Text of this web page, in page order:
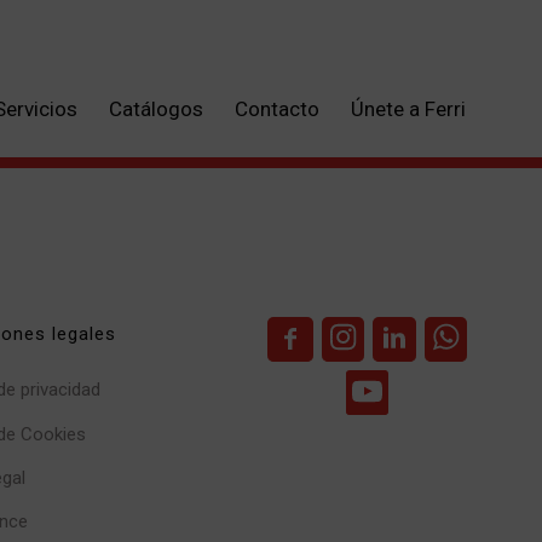
Catálogos Contacto Únete a Ferri
legales
privacidad
Cookies